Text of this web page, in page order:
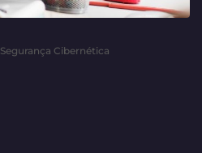
Segurança Cibernética